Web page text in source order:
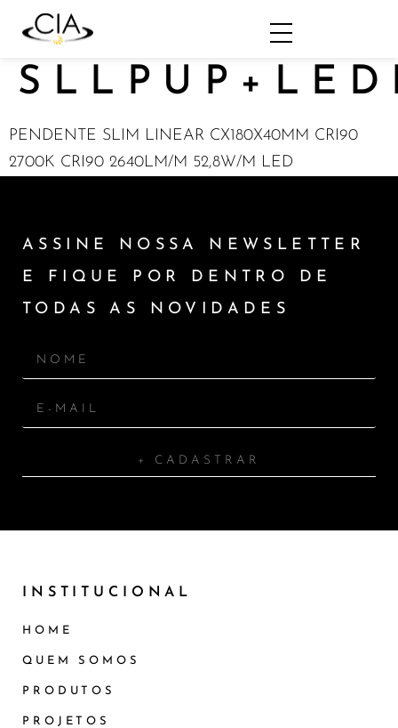
PENDENTE SLIM LINEAR CX180X40MM CRI90
2700K CRI90 2640LM/M 52,8W/M LED
ASSINE NOSSA NEWSLETTER
E FIQUE POR DENTRO DE
TODAS AS NOVIDADES
+ CADASTRAR
INSTITUCIONAL
HOME
QUEM SOMOS
PRODUTOS
PROJETOS